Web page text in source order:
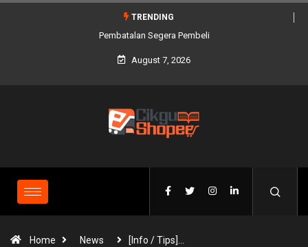
TRENDING
Pembatalan Segera Pembeli
August 7, 2026
Home News [Info / Tips]…